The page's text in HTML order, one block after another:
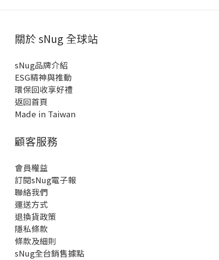
關於 sNug 全球站
sNug品牌介紹
ESG精神與推動
環保回收享好禮
返回首頁
Made in Taiwan
顧客服務
會員權益
訂閱sNug電子報
聯絡我們
運送方式
退換貨政策
隱私條款
條款及細則
sNug全台銷售據點